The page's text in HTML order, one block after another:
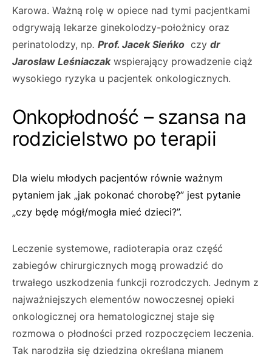
Karowa. Ważną rolę w opiece nad tymi pacjentkami
odgrywają lekarze ginekolodzy-położnicy oraz
perinatolodzy, np. Prof. Jacek Sieńko czy dr
Jarosław Leśniaczakwspierający prowadzenie ciąż
wysokiego ryzyka u pacjentek onkologicznych.
Onkopłodność – szansa na
rodzicielstwo po terapii
Dla wielu młodych pacjentów równie ważnym
pytaniem jak „jak pokonać chorobę?” jest pytanie
„czy będę mógł/mogła mieć dzieci?”.
Leczenie systemowe, radioterapia oraz część
zabiegów chirurgicznych mogą prowadzić do
trwałego uszkodzenia funkcji rozrodczych. Jednym z
najważniejszych elementów nowoczesnej opieki
onkologicznej ora hematologicznej staje się
rozmowa o płodności przed rozpoczęciem leczenia.
Tak narodziła się dziedzina określana mianem